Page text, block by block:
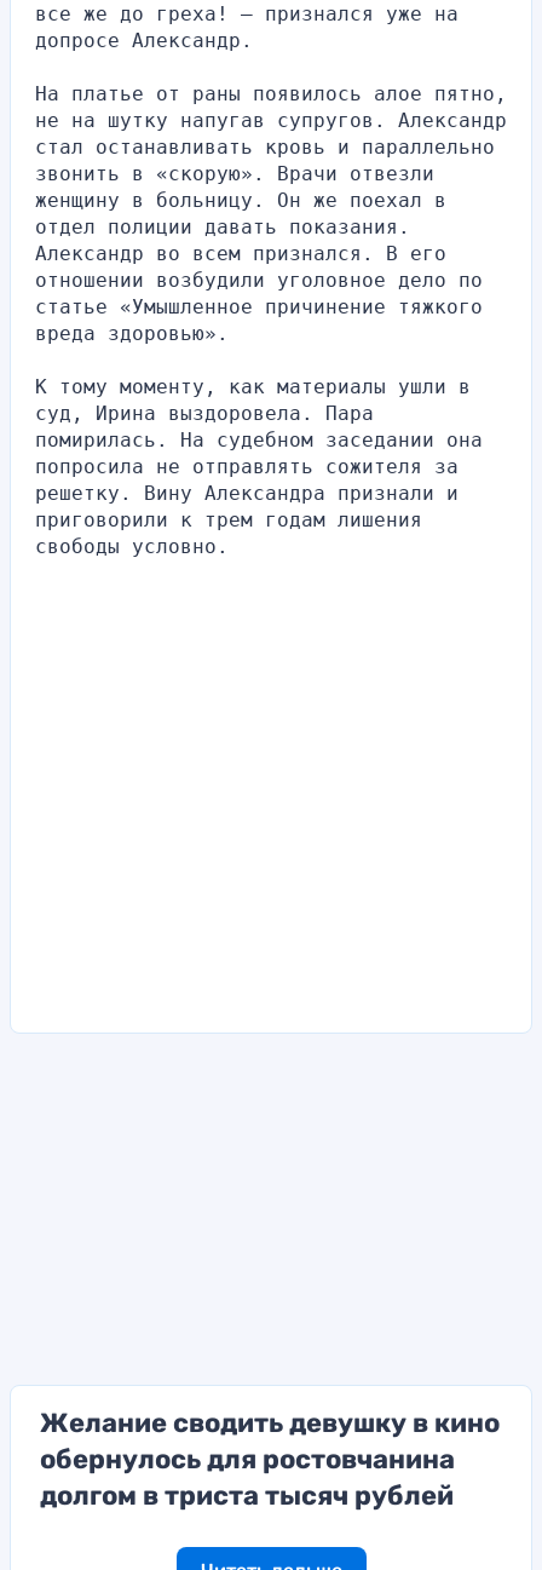
все же до греха! — признался уже на
допросе Александр.
На платье от раны появилось алое пятно,
не на шутку напугав супругов. Александр
стал останавливать кровь и параллельно
звонить в «скорую». Врачи отвезли
женщину в больницу. Он же поехал в
отдел полиции давать показания.
Александр во всем признался. В его
отношении возбудили уголовное дело по
статье «Умышленное причинение тяжкого
вреда здоровью».
К тому моменту, как материалы ушли в
суд, Ирина выздоровела. Пара
помирилась. На судебном заседании она
попросила не отправлять сожителя за
решетку. Вину Александра признали и
приговорили к трем годам лишения
свободы условно.
Желание сводить девушку в кино
обернулось для ростовчанина
долгом в триста тысяч рублей